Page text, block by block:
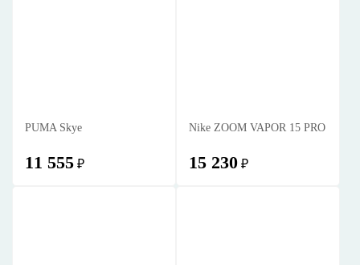
PUMA Skye
11 555 ₽
Nike ZOOM VAPOR 15 PRO
15 230 ₽